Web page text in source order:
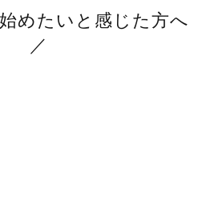
めたいと感じた方へ
／